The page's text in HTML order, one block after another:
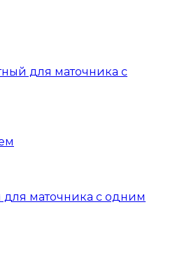
маточника с одним